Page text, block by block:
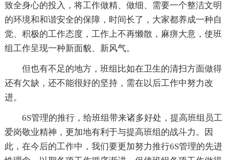
致全身心的投入，将工作做精、做细、需要一个整洁文明
的环境和和谐安全的保障，时间长了，大家都养成一种自
觉、积极的工作态度，工作上不再懒散，麻痹大意，使班
组工作呈现一种新面貌、新风气。
但也有不足的地方，班组比如在卫生的清扫方面做得
还有欠缺，还不能很好的坚持，需在以后工作中努力改
进。
6S管理的推行，给班组带来诸多好处，提高班组员工
爱岗敬业精神，更加地有利于与提高班组的战斗力。因
此，在今后的工作中，我们要更加努力推行6S管理的先进